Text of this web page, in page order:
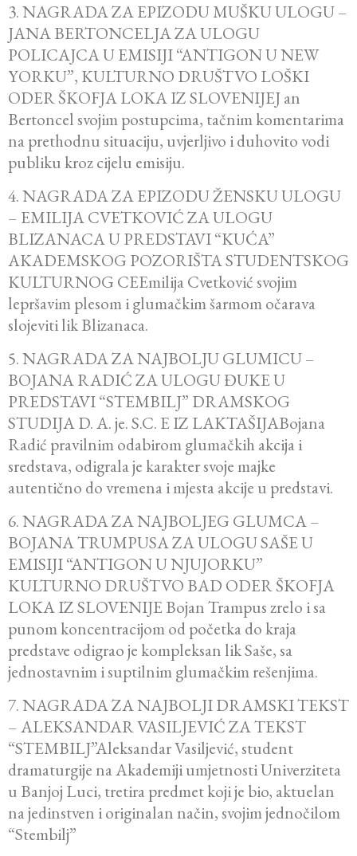
3. NAGRADA ZA EPIZODU MUŠKU ULOGU –
JANA BERTONCELJA ZA ULOGU
POLICAJCA U EMISIJI “ANTIGON U NEW
YORKU”, KULTURNO DRUŠTVO LOŠKI
ODER ŠKOFJA LOKA IZ SLOVENIJEJ an
Bertoncel svojim postupcima, tačnim komentarima
na prethodnu situaciju, uvjerljivo i duhovito vodi
publiku kroz cijelu emisiju.
4. NAGRADA ZA EPIZODU ŽENSKU ULOGU
– EMILIJA CVETKOVIĆ ZA ULOGU
BLIZANACA U PREDSTAVI “KUĆA”
AKADEMSKOG POZORIŠTA STUDENTSKOG
KULTURNOG CEEmilija Cvetković svojim
lepršavim plesom i glumačkim šarmom očarava
slojeviti lik Blizanaca.
5. NAGRADA ZA NAJBOLJU GLUMICU –
BOJANA RADIĆ ZA ULOGU ĐUKE U
PREDSTAVI “STEMBILJ” DRAMSKOG
STUDIJA D. A. je. S.C. E IZ LAKTAŠIJABojana
Radić pravilnim odabirom glumačkih akcija i
sredstava, odigrala je karakter svoje majke
autentično do vremena i mjesta akcije u predstavi.
6. NAGRADA ZA NAJBOLJEG GLUMCA –
BOJANA TRUMPUSA ZA ULOGU SAŠE U
EMISIJI “ANTIGON U NJUJORKU”
KULTURNO DRUŠTVO BAD ODER ŠKOFJA
LOKA IZ SLOVENIJE Bojan Trampus zrelo i sa
punom koncentracijom od početka do kraja
predstave odigrao je kompleksan lik Saše, sa
jednostavnim i suptilnim glumačkim rešenjima.
7. NAGRADA ZA NAJBOLJI DRAMSKI TEKST
– ALEKSANDAR VASILJEVIĆ ZA TEKST
“STEMBILJ”Aleksandar Vasiljević, student
dramaturgije na Akademiji umjetnosti Univerziteta
u Banjoj Luci, tretira predmet koji je bio, aktuelan
na jedinstven i originalan način, svojim jednočilom
“Stembilj”